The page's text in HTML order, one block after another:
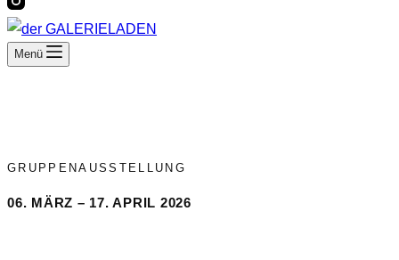
Menü
GRUPPENAUSSTELLUNG
06. MÄRZ – 17. APRIL 2026